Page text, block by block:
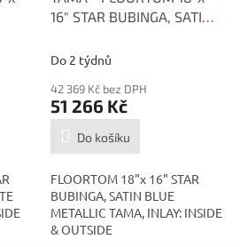
A
R
16" STAR BUBINGA, SATIN
SBM
Do 2 týdnů
42 369 Kč bez DPH
51 266 Kč
Do košíku
FLOORTOM 18"x 16" STAR
BUBINGA, SATIN BLUE
METALLIC TAMA, INLAY: INSIDE
& OUTSIDE